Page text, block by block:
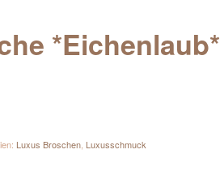
*Eichenlaub*
Luxus Broschen Luxusschmuck